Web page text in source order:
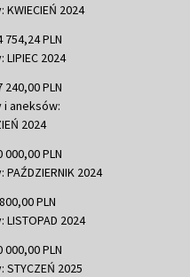
2024
PLN
2024
PLN
i aneksów:
2024
PLN
2024
PLN
2024
PLN
2025